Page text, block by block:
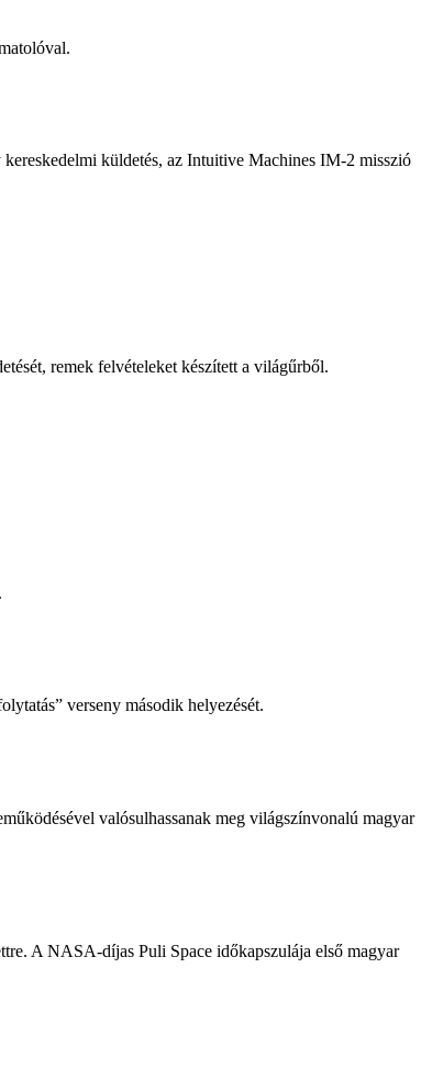
küldetés, az Intuitive Machines IM-2 misszió
remek felvételeket készített a világűrből.
verseny második helyezését.
valósulhassanak meg világszínvonalú magyar
A NASA-díjas Puli Space időkapszulája első magyar